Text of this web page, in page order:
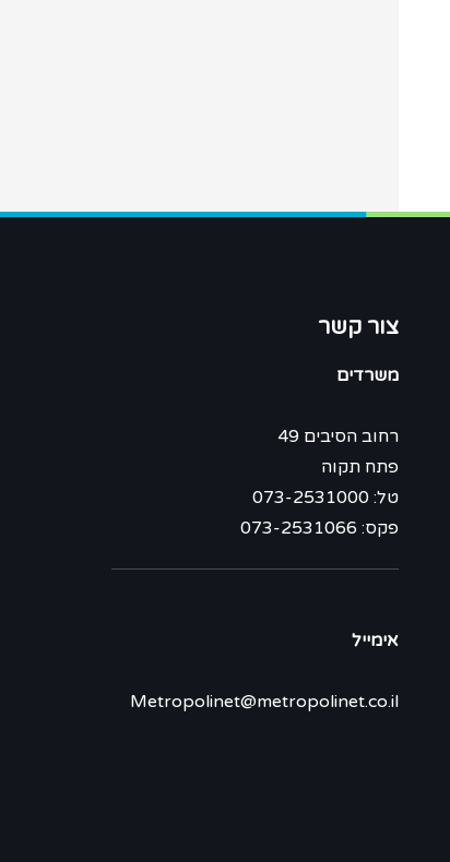
צור קשר
משרדים
רחוב הסיבים 49
פתח תקוה
טל: 073-2531000
פקס: 073-2531066
אימייל
Metropolinet@metropolinet.co.il